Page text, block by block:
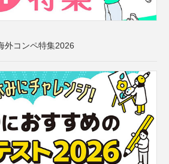
外コンペ特集2026